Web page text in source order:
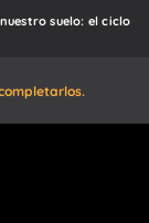
suelo: el ciclo